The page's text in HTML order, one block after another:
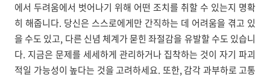
에서 두려움에서 벗어나기 위해 어떤 조치를 취할 수 있는지 명확
히 해줍니다. 당신은 스스로에게만 간직하는 데 어려움을 겪고 있
을 수도 있고, 다른 신념 체계가 묻힌 좌절감을 유발할 수도 있습니
다. 지금은 문제를 세세하게 관리하거나 집착하는 것이 자기 파괴
적일 가능성이 높다는 것을 고려하세요. 또한, 감각 과부하로 고통